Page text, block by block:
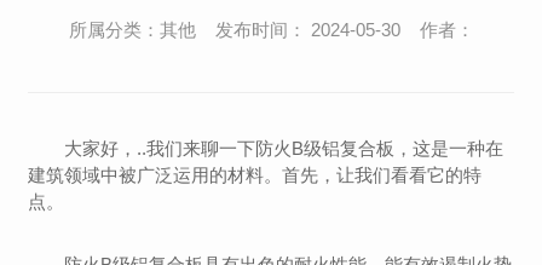
所属分类：其他 发布时间： 2024-05-30 作者：
大家好，..我们来聊一下防火B级铝复合板，这是一种在
建筑领域中被广泛运用的材料。首先，让我们看看它的特
点。